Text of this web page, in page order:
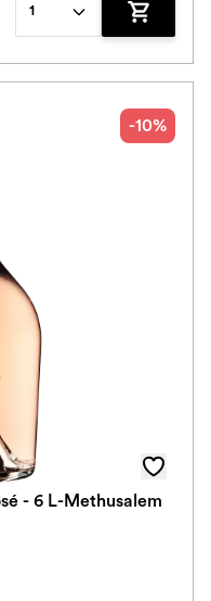
1
Zum
-10%
- 6 L-Methusalem